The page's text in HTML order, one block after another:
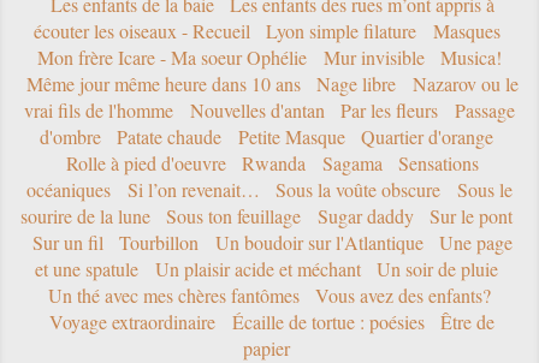
écouter les oiseaux - Recueil
Lyon simple filature
Masques
Mon frère Icare - Ma soeur Ophélie
Mur invisible
Musica!
Même jour même heure dans 10 ans
Nage libre
Nazarov ou le
vrai fils de l'homme
Nouvelles d'antan Par les fleurs
Passage
d'ombre
Patate chaude Petite Masque
Quartier d'orange
Rolle à pied d'oeuvre
Rwanda Sagama
Sensations
océaniques
Si l’on revenait… Sous la voûte obscure
Sous le
sourire de la lune
Sous ton feuillage Sugar daddy
Sur le pont
Sur un fil
Tourbillon Un boudoir sur l'Atlantique
Une page
et une spatule
Un plaisir acide et méchant
Un soir de pluie
Un thé avec mes chères fantômes
Vous avez des enfants?
Voyage extraordinaire
Écaille de tortue : poésies
Être de
papier